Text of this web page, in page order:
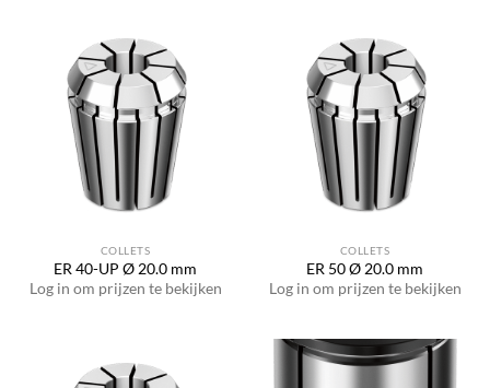
COLLETS
ER 40-UP Ø 20.0 mm
Log in om prijzen te bekijken
COLLETS
ER 50 Ø 20.0 mm
Log in om prijzen te bekijken